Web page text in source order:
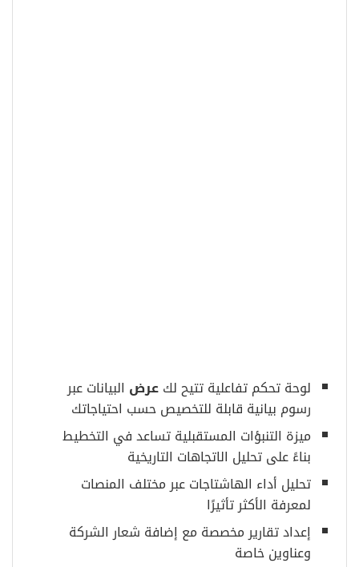
لوحة تحكم تفاعلية تتيح لكعرض البيانات عبر
رسوم بيانية قابلة للتخصيص حسب احتياجاتك
ميزة التنبؤات المستقبلية تساعد في التخطيط
بناءً على تحليل الاتجاهات التاريخية
تحليل أداء الهاشتاجات عبر مختلف المنصات
لمعرفة الأكثر تأثيرًا
إعداد تقارير مخصصة مع إضافة شعار الشركة
وعناوين خاصة